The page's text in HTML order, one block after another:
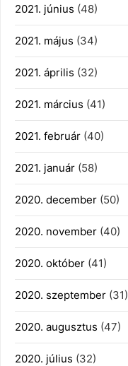
2021. június (48)
2021. május (34)
2021. április (32)
2021. március (41)
2021. február (40)
2021. január (58)
2020. december (50)
2020. november (40)
2020. október (41)
2020. szeptember (31)
2020. augusztus (47)
2020. július (32)